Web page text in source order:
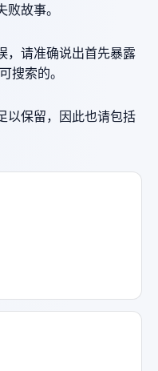
故事。
，请准确说出首先暴露
搜索的。
以保留，因此也请包括